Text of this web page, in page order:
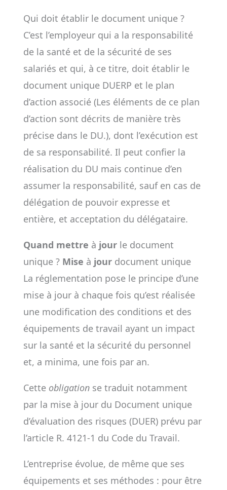
Qui doit établir le document unique ?
C’est l’employeur qui a la responsabilité
de la santé et de la sécurité de ses
salariés et qui, à ce titre, doit établir le
document unique DUERP et le plan
d’action associé (Les éléments de ce plan
d’action sont décrits de manière très
précise dans le DU.), dont l’exécution est
de sa responsabilité. Il peut confier la
réalisation du DU mais continue d’en
assumer la responsabilité, sauf en cas de
délégation de pouvoir expresse et
entière, et acceptation du délégataire.
Quand mettre à jourle document
unique ? Mise à jourdocument unique
La réglementation pose le principe d’une
mise à jour à chaque fois qu’est réalisée
une modification des conditions et des
équipements de travail ayant un impact
sur la santé et la sécurité du personnel
et, a minima, une fois par an.
Cette obligationse traduit notamment
par la mise à jour du Document unique
d’évaluation des risques (DUER) prévu par
l’article R. 4121-1 du Code du Travail.
L’entreprise évolue, de même que ses
équipements et ses méthodes : pour être